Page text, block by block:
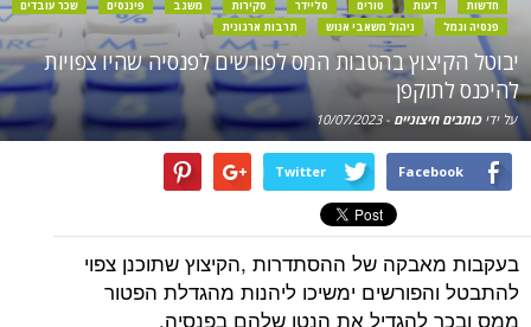
חדשות דעות טורים סליידר סקירות משגב פיננסים
שכר עובדים
פנסיה וגמל
ניהול משאבי אנוש תרבות ארגונית
יבוטל הקיצוץ בהטבות המס לפורשים לפנסיה שהיו צפויות
להיכנס לתוקפן
על ידיכותבים חיצוניים -
10/07/2023
Facebook
Twitter
בעקבות מאבקה של ההסתדרות ,הקיצוץ שתוכנן צפוי
להתבטל והפורשים ימשיכו ליהנות מהגדלת הפטור
ממס ובכך להגדיל את הנטו שלהם בפנסיה.